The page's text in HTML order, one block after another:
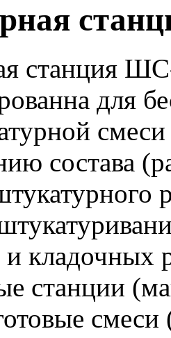
станция
для
смеси
состава
кладочных
станции
смеси